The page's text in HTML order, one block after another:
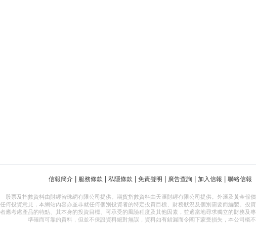
信報簡介 服務條款 私隱條款 免責聲明 廣告查詢 加入信報 聯絡信報
股票及指數資料由財經智珠網有限公司提供。期貨指數資料由天滙財經有限公司提供。外滙及黃金報價
何投資意見，本網站內容亦並非就任何個別投資者的特定投資目標、財務狀況及個別需要而編製。投
應考慮產品的特點、其本身的投資目標、可承受的風險程度及其他因素，並適當地尋求獨立的財務及
準確而可靠的資料，但並不保證資料絕對無誤，資料如有錯漏而令閣下蒙受損失，本公司概不